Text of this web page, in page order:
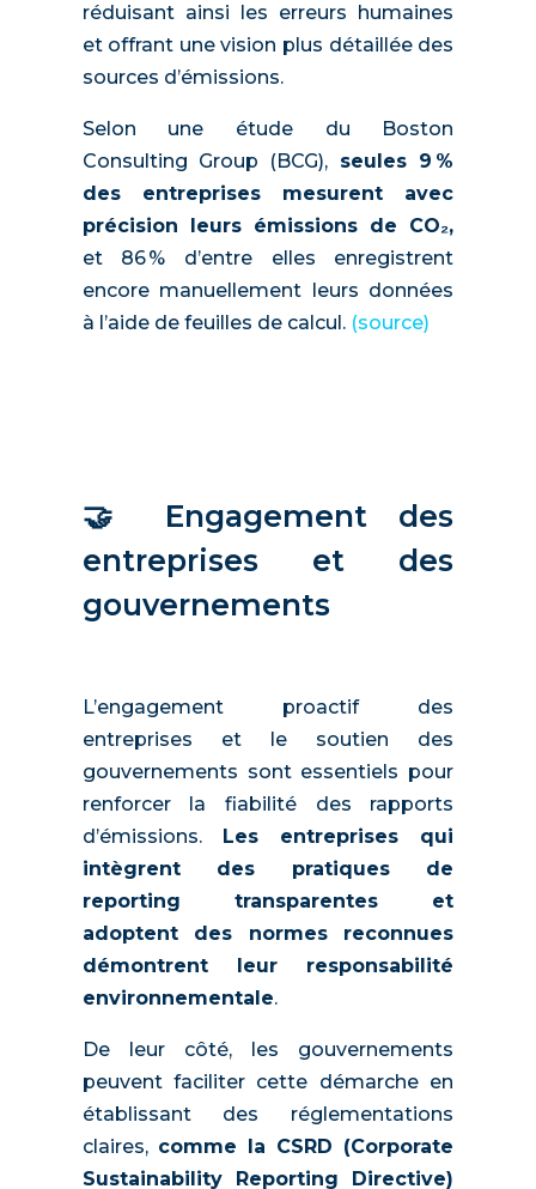
réduisant ainsi les erreurs humaines
et offrant une vision plus détaillée des
sources d’émissions.
Selon une étude du Boston
Consulting Group (BCG), seules 9 %
des entreprises mesurent avec
précision leurs émissions de CO₂,
et 86 % d’entre elles enregistrent
encore manuellement leurs données
à l’aide de feuilles de calcul. (source)
🤝 Engagement des
entreprises et des
gouvernements
L’engagement proactif des
entreprises et le soutien des
gouvernements sont essentiels pour
renforcer la fiabilité des rapports
d’émissions. Les entreprises qui
intègrent des pratiques de
reporting transparentes et
adoptent des normes reconnues
démontrent leur responsabilité
environnementale.
De leur côté, les gouvernements
peuvent faciliter cette démarche en
établissant des réglementations
claires, comme la CSRD (Corporate
Sustainability Reporting Directive)